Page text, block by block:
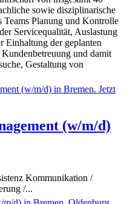
sowie disziplinarische
Planung und Kontrolle
Servicequalität, Auslastung
Einhaltung der geplanten
und damit
Gestaltung von
(w/m/d)
Kommunikation /
/...